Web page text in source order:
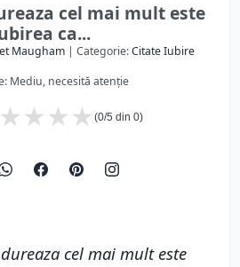
cel mai mult este
ca...
Maugham| Categorie:Citate Iubire
Mediu, necesită atenție
★
★
★
★ (0/5 din 0)
cel mai mult este